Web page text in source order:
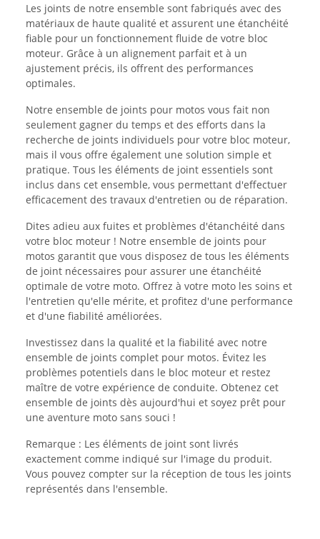
Les joints de notre ensemble sont fabriqués avec des
matériaux de haute qualité et assurent une étanchéité
fiable pour un fonctionnement fluide de votre bloc
moteur. Grâce à un alignement parfait et à un
ajustement précis, ils offrent des performances
optimales.
Notre ensemble de joints pour motos vous fait non
seulement gagner du temps et des efforts dans la
recherche de joints individuels pour votre bloc moteur,
mais il vous offre également une solution simple et
pratique. Tous les éléments de joint essentiels sont
inclus dans cet ensemble, vous permettant d'effectuer
efficacement des travaux d'entretien ou de réparation.
Dites adieu aux fuites et problèmes d'étanchéité dans
votre bloc moteur ! Notre ensemble de joints pour
motos garantit que vous disposez de tous les éléments
de joint nécessaires pour assurer une étanchéité
optimale de votre moto. Offrez à votre moto les soins et
l'entretien qu'elle mérite, et profitez d'une performance
et d'une fiabilité améliorées.
Investissez dans la qualité et la fiabilité avec notre
ensemble de joints complet pour motos. Évitez les
problèmes potentiels dans le bloc moteur et restez
maître de votre expérience de conduite. Obtenez cet
ensemble de joints dès aujourd'hui et soyez prêt pour
une aventure moto sans souci !
Remarque : Les éléments de joint sont livrés
exactement comme indiqué sur l'image du produit.
Vous pouvez compter sur la réception de tous les joints
représentés dans l'ensemble.